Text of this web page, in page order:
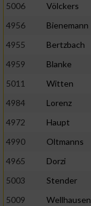
5006
Völckers
4956
Bienemann
4955
Bertzbach
4959
Blanke
5011
Witten
4984
Lorenz
4972
Haupt
4990
Oltmanns
4965
Dorzi
5003
Stender
5009
Wellhausen